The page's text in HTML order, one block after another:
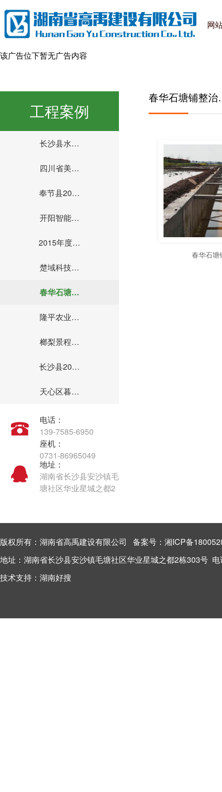
网
该广告位下暂无广告内容
工程案例
长沙县水…
四川省美…
奉节县20…
开阳智能…
2015年度…
楚域科技…
春华石塘…
隆平农业…
榔梨景程…
长沙县20…
天心区暮…
电话：
139-7585-6950
座机：
0731-86965049
地址：
湖南省长沙县安沙镇毛
塘社区华业星城之都2
春华石塘铺整
春华石塘
版权所有：湖南省高禹建设有限公司 备案号： 湘ICP备
地址：湖南省长沙县安沙镇毛塘社区华业星城之都2栋303号
技术支持： 湖南好搜